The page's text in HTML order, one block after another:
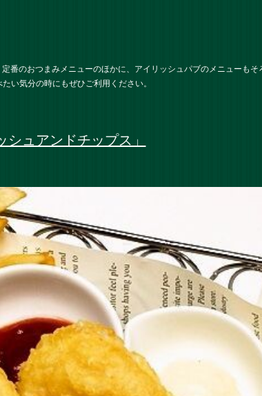
番のおつまみメニューのほかに、アイリッシュパブのメニューも
い気分の時にもぜひご利用ください。
ュアンドチップス」